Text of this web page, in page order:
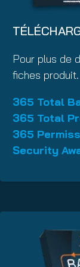
Pour plus de
fiches produit.
365 Total
365 Total
365
Security